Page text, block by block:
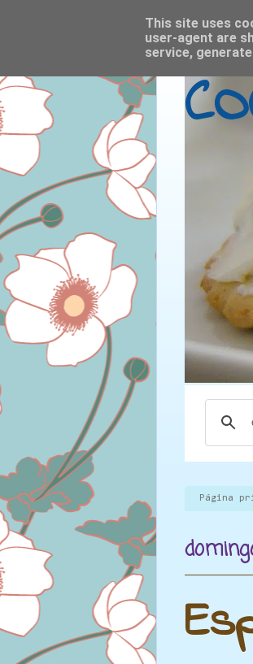
Página
This site uses
user-agent are
service,